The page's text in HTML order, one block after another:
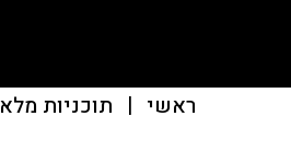
ראשי | תוכניות